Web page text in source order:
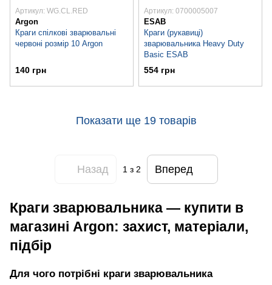
Артикул: WG.CL.RED
Argon
Краги спілкові зварювальні
червоні розмір 10 Argon
140 грн
Артикул: 0700005007
ESAB
Краги (рукавиці)
зварювальника Heavy Duty
Basic ESAB
554 грн
Показати ще 19 товарів
Назад 1 з 2 Вперед
Краги зварювальника — купити в
магазині Argon: захист, матеріали,
підбір
Для чого потрібні краги зварювальника